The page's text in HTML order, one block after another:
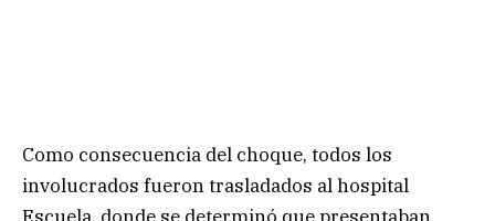
Como consecuencia del choque, todos los
involucrados fueron trasladados al hospital